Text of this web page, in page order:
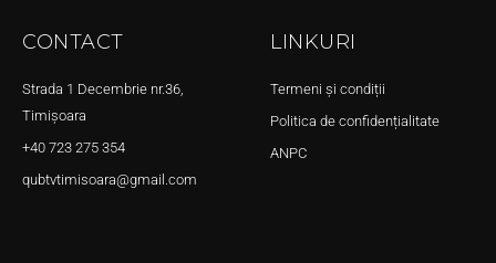
CONTACT
Strada 1 Decembrie nr.36,
Timișoara
+40 723 275 354
qubtvtimisoara@gmail.com
LINKURI
Termeni și condiții
Politica de confidențialitate
ANPC